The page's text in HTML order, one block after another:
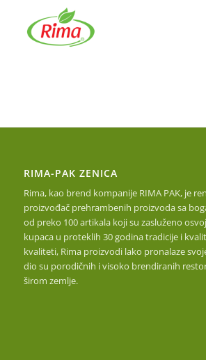
RIMA-PAK ZENICA
Rima, kao brend kompanije RIMA PAK, je
proizvođač prehrambenih proizvoda sa
od preko 100 artikala koji su zasluženo
kupaca u proteklih 30 godina tradicije i
kvaliteti, Rima proizvodi lako pronalaze
dio su porodičnih i visoko brendiranih
širom zemlje.